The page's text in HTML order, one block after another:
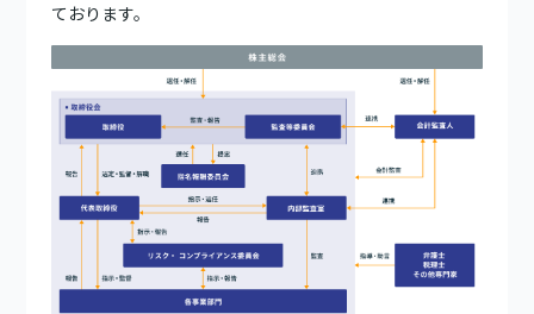
ております。